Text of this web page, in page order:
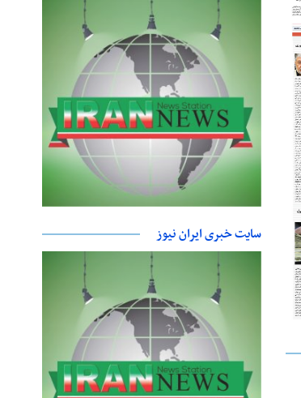
سایت خبری ایران نیوز